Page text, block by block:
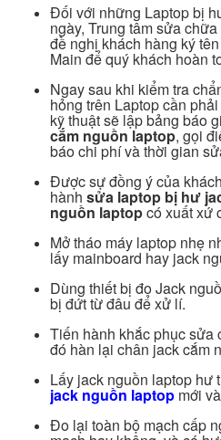
Đối với những Laptop bị
ngày, Trung tâm sửa
đề nghị khách hàng ký
Main để quý khách hoàn
Ngay sau khi kiểm tra
hỏng trên Laptop cần
kỹ thuật sẽ lập bảng báo
cắm nguồn laptop, gọi
báo chi phí và thời gian
Được sự đồng ý của
hành sửa laptop bị hư
nguồn laptopcó xuất xứ
Mở tháo máy laptop nhẹ
lấy mainboard hay jack
Dùng thiết bị đo Jack
bị đứt từ đâu để xử lí.
Tiến hành khắc phục sửa
đó hàn lại chân jack cắm
Lấy jack nguồn laptop hư
jack nguồn laptop mới
Đo lại toàn bộ mạch cấp